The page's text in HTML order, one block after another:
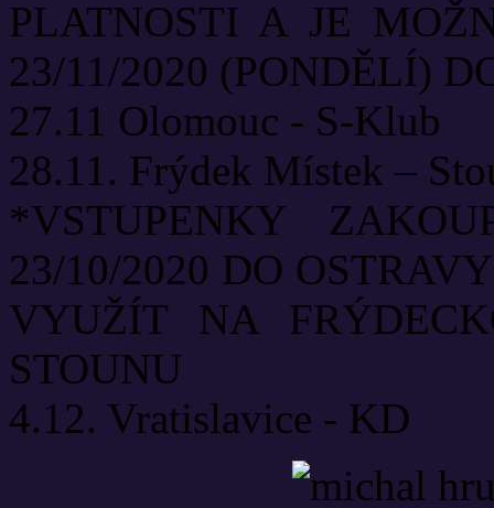
PLATNOSTI A JE
23/11/2020 (PONDĚLÍ)
27.11 Olomouc - S-Klub
28.11. Frýdek Místek –
*VSTUPENKY
23/10/2020 DO
VYUŽÍT NA
STOUNU
4.12. Vratislavice - KD